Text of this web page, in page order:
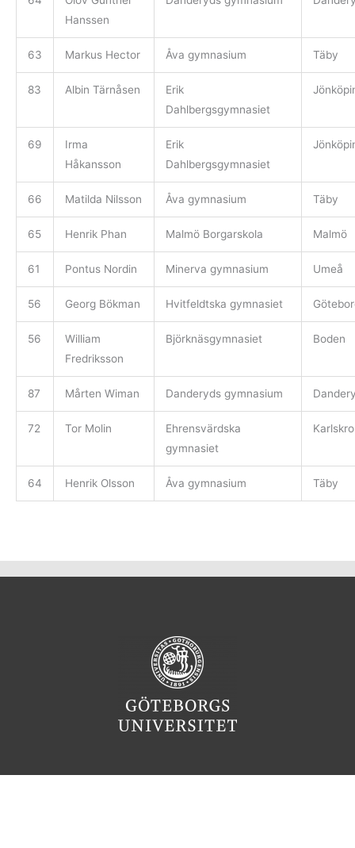
Hanssen
63 Markus Hector Åva gymnasium Täby
83 Albin Tärnåsen
Erik
Dahlbergsgymnasiet
69
Irma
Håkansson
Erik
Dahlbergsgymnasiet
66 Matilda Nilsson Åva gymnasium Täby
65 Henrik Phan Malmö Borgarskola Malmö
61 Pontus Nordin Minerva gymnasium Umeå
56 Georg Bökman Hvitfeldtska gymnasiet
56
William
Fredriksson
Björknäsgymnasiet Boden
87 Mårten Wiman Danderyds gymnasium
72 Tor Molin
Ehrensvärdska
gymnasiet
64 Henrik Olsson Åva gymnasium Täby